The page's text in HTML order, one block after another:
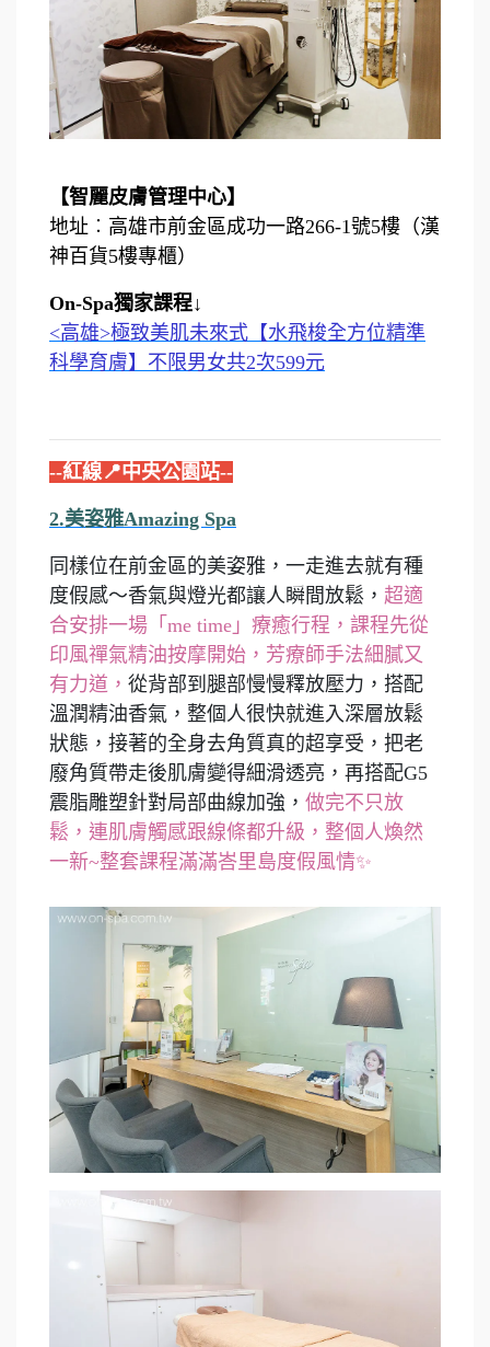
【智麗皮膚管理中心】
地址︰高雄市前金區成功一路266-1號5樓（漢
神百貨5樓專櫃）
On-Spa獨家課程↓
<高雄>極致美肌未來式【水飛梭全方位精準
科學育膚】不限男女共2次599元
--紅線📍中央公園站--
2.美姿雅Amazing Spa
同樣位在前金區的美姿雅，一走進去就有種
度假感～香氣與燈光都讓人瞬間放鬆， 超適
合安排一場「me time」療癒行程，課程先從
印風禪氣精油按摩開始，芳療師手法細膩又
有力道， 從背部到腿部慢慢釋放壓力，搭配
溫潤精油香氣，整個人很快就進入深層放鬆
狀態，接著的全身去角質真的超享受，把老
廢角質帶走後肌膚變得細滑透亮，再搭配G5
震脂雕塑針對局部曲線加強， 做完不只放
鬆，連肌膚觸感跟線條都升級，整個人煥然
一新~整套課程滿滿峇里島度假風情✨